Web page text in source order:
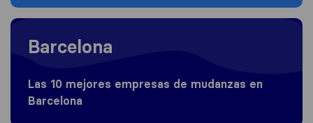
Moving to Barcelona
Barcelona
Las 10 mejores empresas de mudanzas en
Barcelona